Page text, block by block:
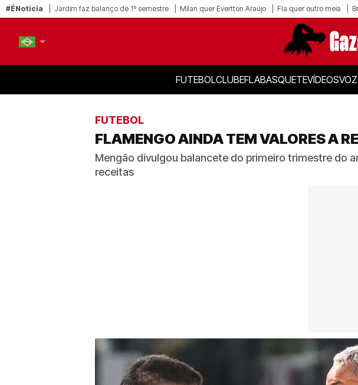
#ÉNotícia Jardim faz balanço de 1º semestre Milan quer Evertton Araújo Fla quer outro meia
FUTEBOLCLUBEFLABASQUETEVÍDEOS
FUTEBOL
FLAMENGO AINDA TEM VALORES A
Mengão divulgou balancete do primeiro trimestre do
receitas